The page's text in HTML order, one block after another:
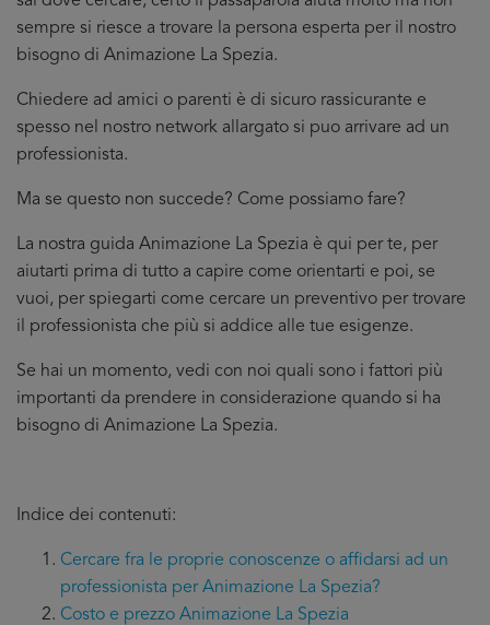
sempre si riesce a trovare la persona esperta per il nostro
bisogno di Animazione La Spezia.
Chiedere ad amici o parenti è di sicuro rassicurante e
spesso nel nostro network allargato si puo arrivare ad un
professionista.
Ma se questo non succede? Come possiamo fare?
La nostra guida Animazione La Spezia è qui per te, per
aiutarti prima di tutto a capire come orientarti e poi, se
vuoi, per spiegarti come cercare un preventivo per trovare
il professionista che più si addice alle tue esigenze.
Se hai un momento, vedi con noi quali sono i fattori più
importanti da prendere in considerazione quando si ha
bisogno di Animazione La Spezia.
Indice dei contenuti:
Cercare fra le proprie conoscenze o affidarsi ad un
professionista per Animazione La Spezia?
Costo e prezzo Animazione La Spezia